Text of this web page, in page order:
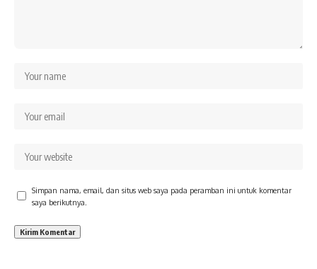
Simpan nama, email, dan situs web saya pada peramban ini untuk komentar
saya berikutnya.